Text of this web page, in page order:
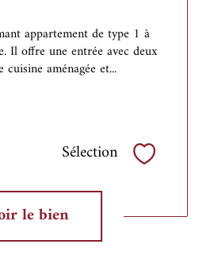
appartement de type 1 à
Il offre une entrée avec deux
aménagée et...
Sélection Sélectionner
le bien